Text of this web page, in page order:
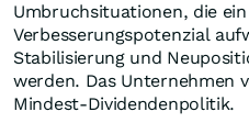
Umbruchsituationen, die
Verbesserungspotenzial
Stabilisierung und
werden. Das Unternehmen
Mindest-Dividendenpolitik.